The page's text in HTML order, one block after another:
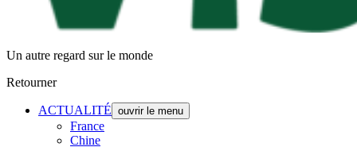
Un autre regard sur le monde
Retourner
ACTUALITÉ ouvrir le menu
France
Chine